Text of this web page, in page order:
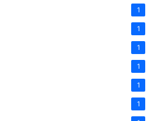
1
1
1
1
1
1